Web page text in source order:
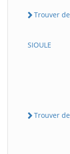
Trouver
SIOULE
Trouver